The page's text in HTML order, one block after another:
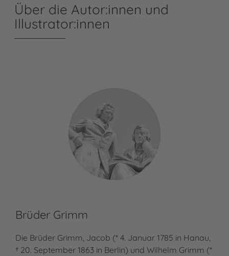
Über die Autor:innen und
Illustrator:innen
Brüder Grimm
Die Brüder Grimm, Jacob (* 4. Januar 1785 in Hanau,
† 20. September 1863 in Berlin) und Wilhelm Grimm (*